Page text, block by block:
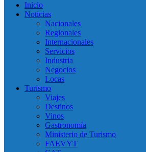
Inicio
Noticias
Nacionales
Regionales
Internacionales
Servicios
Industria
Negocios
Locas
Turismo
Viajes
Destinos
Vinos
Gastronomía
Ministerio de Turismo
FAEVYT